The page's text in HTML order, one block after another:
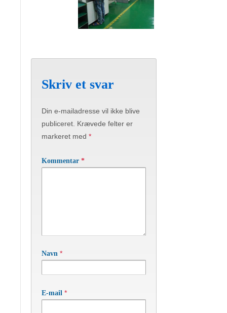
Skriv et svar
Din e-mailadresse vil ikke blive
publiceret. Krævede felter er
markeret med *
Kommentar *
Navn *
E-mail *